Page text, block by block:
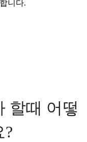
니다.
할때 어떻
?